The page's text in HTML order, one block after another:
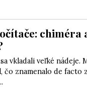
chiméra
vkladali veľké nádeje.
znamenalo de facto